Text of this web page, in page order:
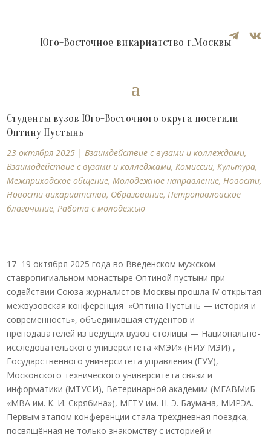
 
Юго-Восточное викариатство г.Москвы
Студенты вузов Юго-Восточного округа посетили
Оптину Пустынь
23 октября 2025 |Взаимдействие с вузами и коллеждами,
Взаимодействие с вузами и колледжами,Комиссии,Культура,
Межприходское общение,Молодёжное направление,Новости,
Новости викариатства, Образование,Петропавловское
благочиние,Работа с молодежью
17–19 октября 2025 года во Введенском мужском
ставропигиальном монастыре Оптиной пустыни при
содействии Союза журналистов Москвы прошла IV открытая
межвузовская конференция «Оптина Пустынь — история и
современность», объединившая студентов и
преподавателей из ведущих вузов столицы — Национально-
исследовательского университета «МЭИ» (НИУ МЭИ) ,
Государственного университета управления (ГУУ),
Московского технического университета связи и
информатики (МТУСИ), Ветеринарной академии (МГАВМиБ
«МВА им. К. И. Скрябина»), МГТУ им. Н. Э. Баумана, МИРЭА.
Первым этапом конференции стала трёхдневная поездка,
посвящённая не только знакомству с историей и